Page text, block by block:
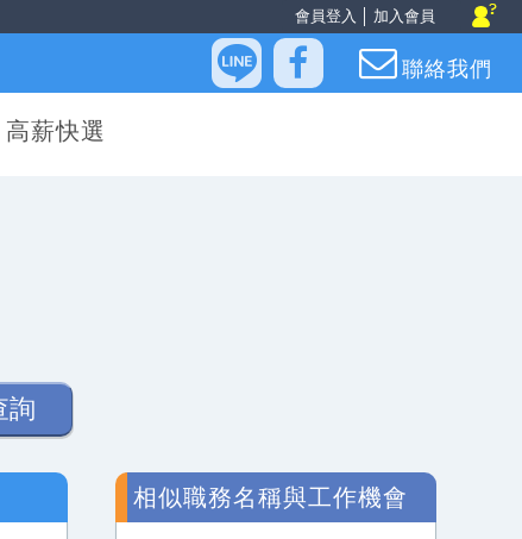
會員登入 加入會員
聯絡我們
高薪快選
詢
相似職務名稱與工作機會